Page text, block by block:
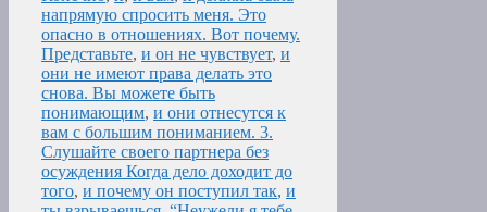
напрямую спросить меня. Это
опасно в отношениях. Вот почему.
Представьте, и он не чувствует, и
они не имеют права делать это
снова. Вы можете быть
понимающим, и они отнесутся к
вам с большим пониманием. 3.
Слушайте своего партнера без
осуждения Когда дело доходит до
того, и почему он поступил так, и